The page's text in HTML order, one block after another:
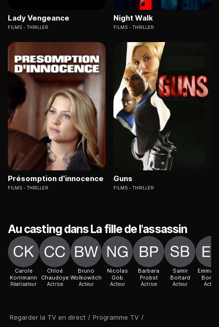
Regarder la TV en direct / Programme TV /
Lady Vengeance
FILMS THRILLER
Night Walk
FILMS THRILLER
Présomption d'innocence
FILMS THRILLER
Guns
FILMS THRILLER
Au casting dans La fille de l'assassin
Carole
Kornmann
Réalisateur
Chloé
Chaudoye
Actrice
Bruno
Wolkowitch
Acteur
Nicolas
Gob
Acteur
Barbara
Probst
Actrice
Samir
Boitard
Acteur Acteur